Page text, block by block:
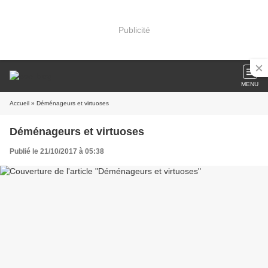
Publicité
MENU
Accueil » Déménageurs et virtuoses
Déménageurs et virtuoses
Publié le 21/10/2017 à 05:38